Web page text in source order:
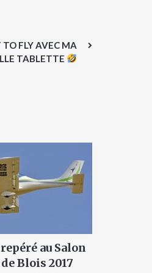
FLY AVEC MA
TABLETTE
au Salon
Blois 2017